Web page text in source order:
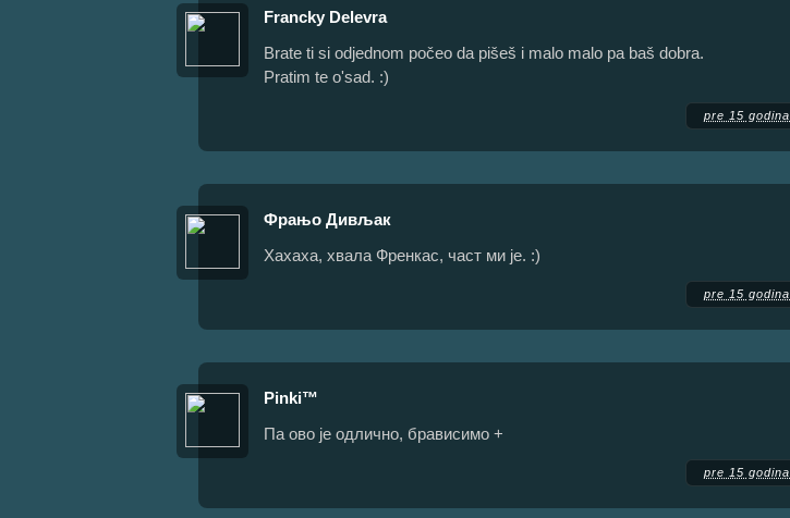
Francky Delevra
Brate ti si odjednom počeo da pišeš i malo malo pa baš dobra.
Pratim te o'sad. :)
pre 15 godina
Фрањо Дивљак
Хахаха, хвала Френкас, част ми је. :)
pre 15 godina
Pinki™
Па ово је одлично, брависимо +
pre 15 godina